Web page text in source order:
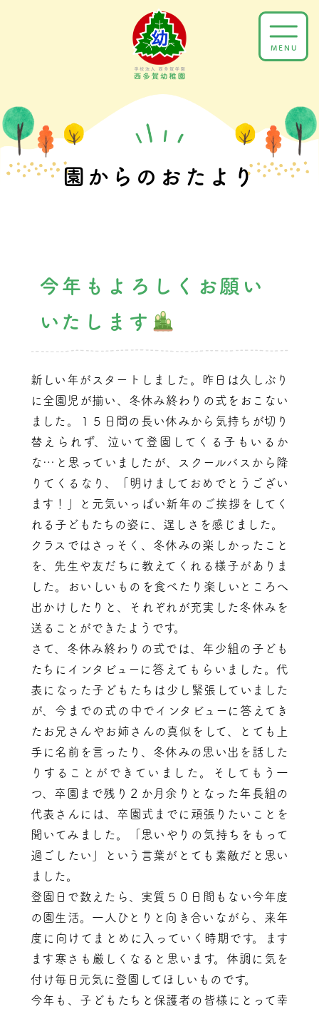
MENU
園からのおたより
今年もよろしくお願い
いたします
新しい年がスタートしました。昨日は久しぶり
に全園児が揃い、冬休み終わりの式をおこない
ました。１５日間の長い休みから気持ちが切り
替えられず、泣いて登園してくる子もいるか
な…と思っていましたが、スクールバスから降
りてくるなり、「明けましておめでとうござい
ます！」と元気いっぱい新年のご挨拶をしてく
れる子どもたちの姿に、逞しさを感じました。
クラスではさっそく、冬休みの楽しかったこと
を、先生や友だちに教えてくれる様子がありま
した。おいしいものを食べたり楽しいところへ
出かけしたりと、それぞれが充実した冬休みを
送ることができたようです。
さて、冬休み終わりの式では、年少組の子ども
たちにインタビューに答えてもらいました。代
表になった子どもたちは少し緊張していました
が、今までの式の中でインタビューに答えてき
たお兄さんやお姉さんの真似をして、とても上
手に名前を言ったり、冬休みの思い出を話した
りすることができていました。そしてもう一
つ、卒園まで残り２か月余りとなった年長組の
代表さんには、卒園式までに頑張りたいことを
聞いてみました。「思いやりの気持ちをもって
過ごしたい」という言葉がとても素敵だと思い
ました。
登園日で数えたら、実質５０日間もない今年度
の園生活。一人ひとりと向き合いながら、来年
度に向けてまとめに入っていく時期です。ます
ます寒さも厳しくなると思います。体調に気を
付け毎日元気に登園してほしいものです。
今年も、子どもたちと保護者の皆様にとって幸